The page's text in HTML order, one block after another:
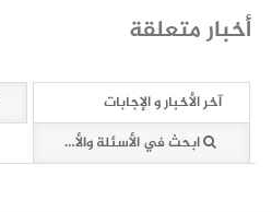
أخبار متعلقة
آخر الأخبار و الإجابات
ابحث في الأسئلة والأخبار (0 وثائق)